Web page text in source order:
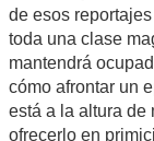
de esos
toda una clase
mantendrá
cómo afrontar un
está a la altura de
ofrecerlo en